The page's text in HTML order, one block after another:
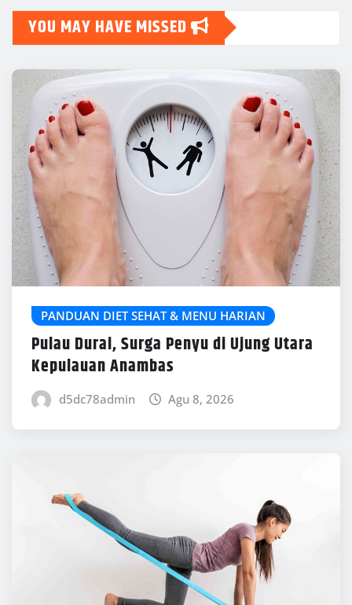
YOU MAY HAVE MISSED
PANDUAN DIET SEHAT & MENU HARIAN
Pulau Durai, Surga Penyu di Ujung Utara
Kepulauan Anambas
d5dc78admin Agu 8, 2026